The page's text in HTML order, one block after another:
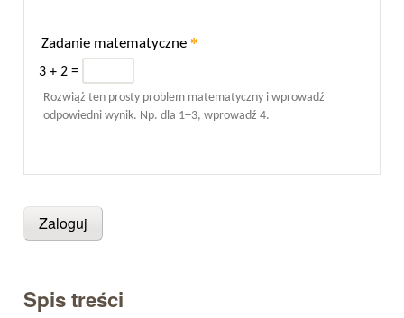
Zadanie matematyczne *
3 + 2 =
Rozwiąż ten prosty problem matematyczny i wprowadź
odpowiedni wynik. Np. dla 1+3, wprowadź 4.
Spis treści